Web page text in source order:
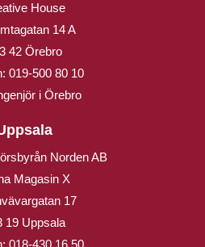
House
14 A
42 Örebro
019-500 80 10
i Örebro
Norden AB
Magasin X
17
19 Uppsala